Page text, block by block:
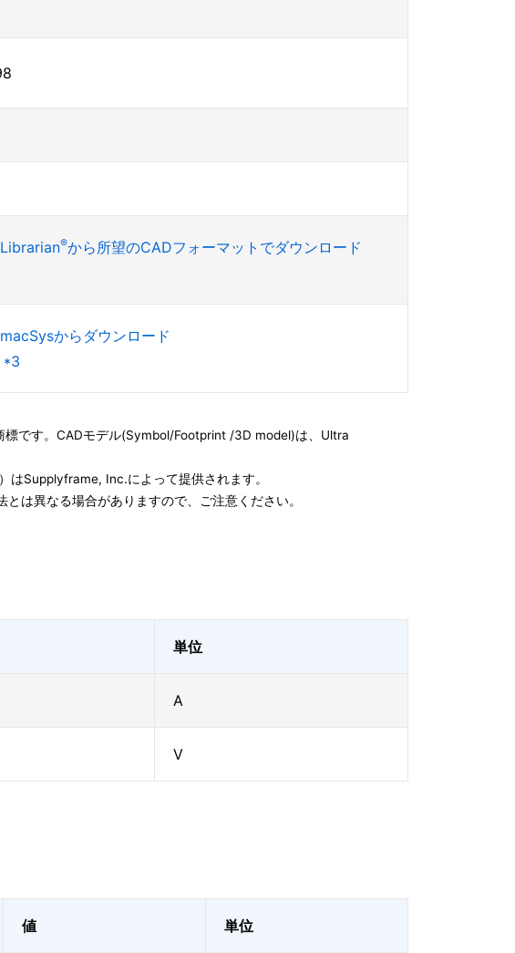
®から所望のCADフォーマットでダウンロード
からダウンロード
*3
です。CADモデル(Symbol/Footprint /3D model)は、Ultra
Supplyframe, Inc.によって提供されます。
は異なる場合がありますので、ご注意ください。
単位
A
V
値 単位